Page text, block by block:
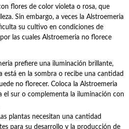
flores de color violeta o rosa, que
Sin embargo, a veces la Alstroemeria
su cultivo en condiciones de
las cuales Alstroemeria no florece
prefiere una iluminación brillante,
está en la sombra o recibe una cantidad
no florecer. Coloca la Alstroemeria
el sur o complementa la iluminación con
plantas necesitan una cantidad
para su desarrollo y la producción de